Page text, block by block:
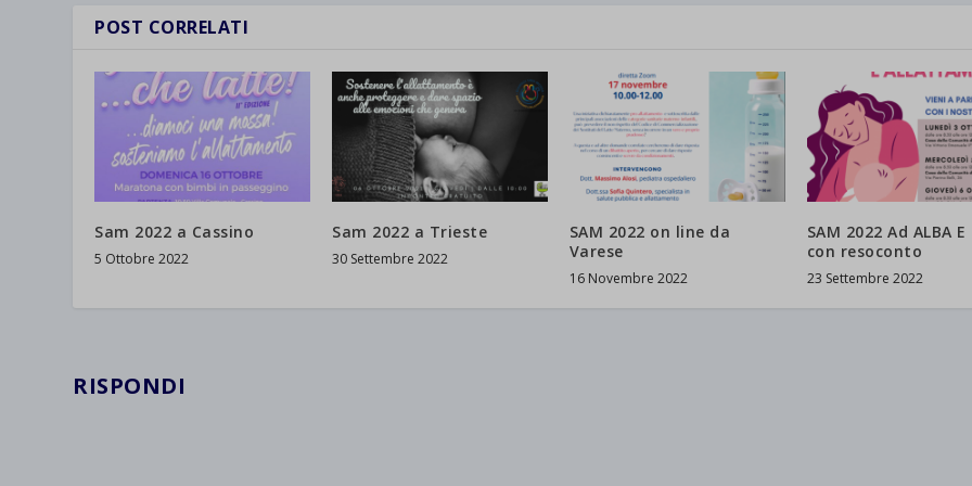
POST CORRELATI
Sam 2022 a Cassino
5 Ottobre 2022
Sam 2022 a Trieste
30 Settembre 2022
SAM 2022 on line da
Varese
16 Novembre 2022
SAM 2022 Ad ALBA E
con resoconto
23 Settembre 2022
RISPONDI